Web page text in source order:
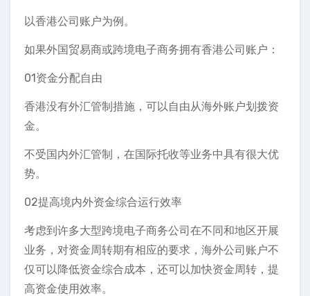
以香港公司账户为例。
如果外国贸易商或跨境电子商务拥有香港公司账户：
01资金分配自由
香港没有外汇管制措施，可以自由从海外账户划拨资
金。
不受国内外汇管制，在国际托收等业务中具有很大优
势。
02提高境内外资金综合运行效率
考虑到许多大型跨境电子商务公司在不同和地区开展
业务，对资金周转期有相应的要求，海外公司账户不
仅可以降低资金综合成本，还可以加快资金周转，提
高资金使用效率。